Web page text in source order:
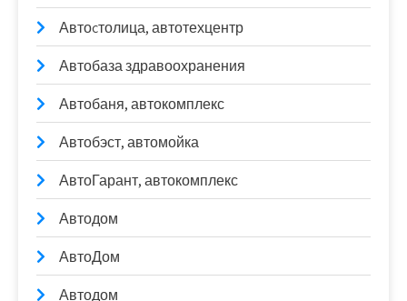
Автоcтолица, автотехцентр
Автобаза здравоохранения
Автобаня, автокомплекс
Автобэст, автомойка
АвтоГарант, автокомплекс
Автодом
АвтоДом
Автодом